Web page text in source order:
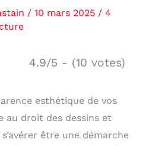
/ 10 mars 2025 / 4
4.9/5 - (10 votes)
esthétique de vos
au droit des dessins et
être une démarche